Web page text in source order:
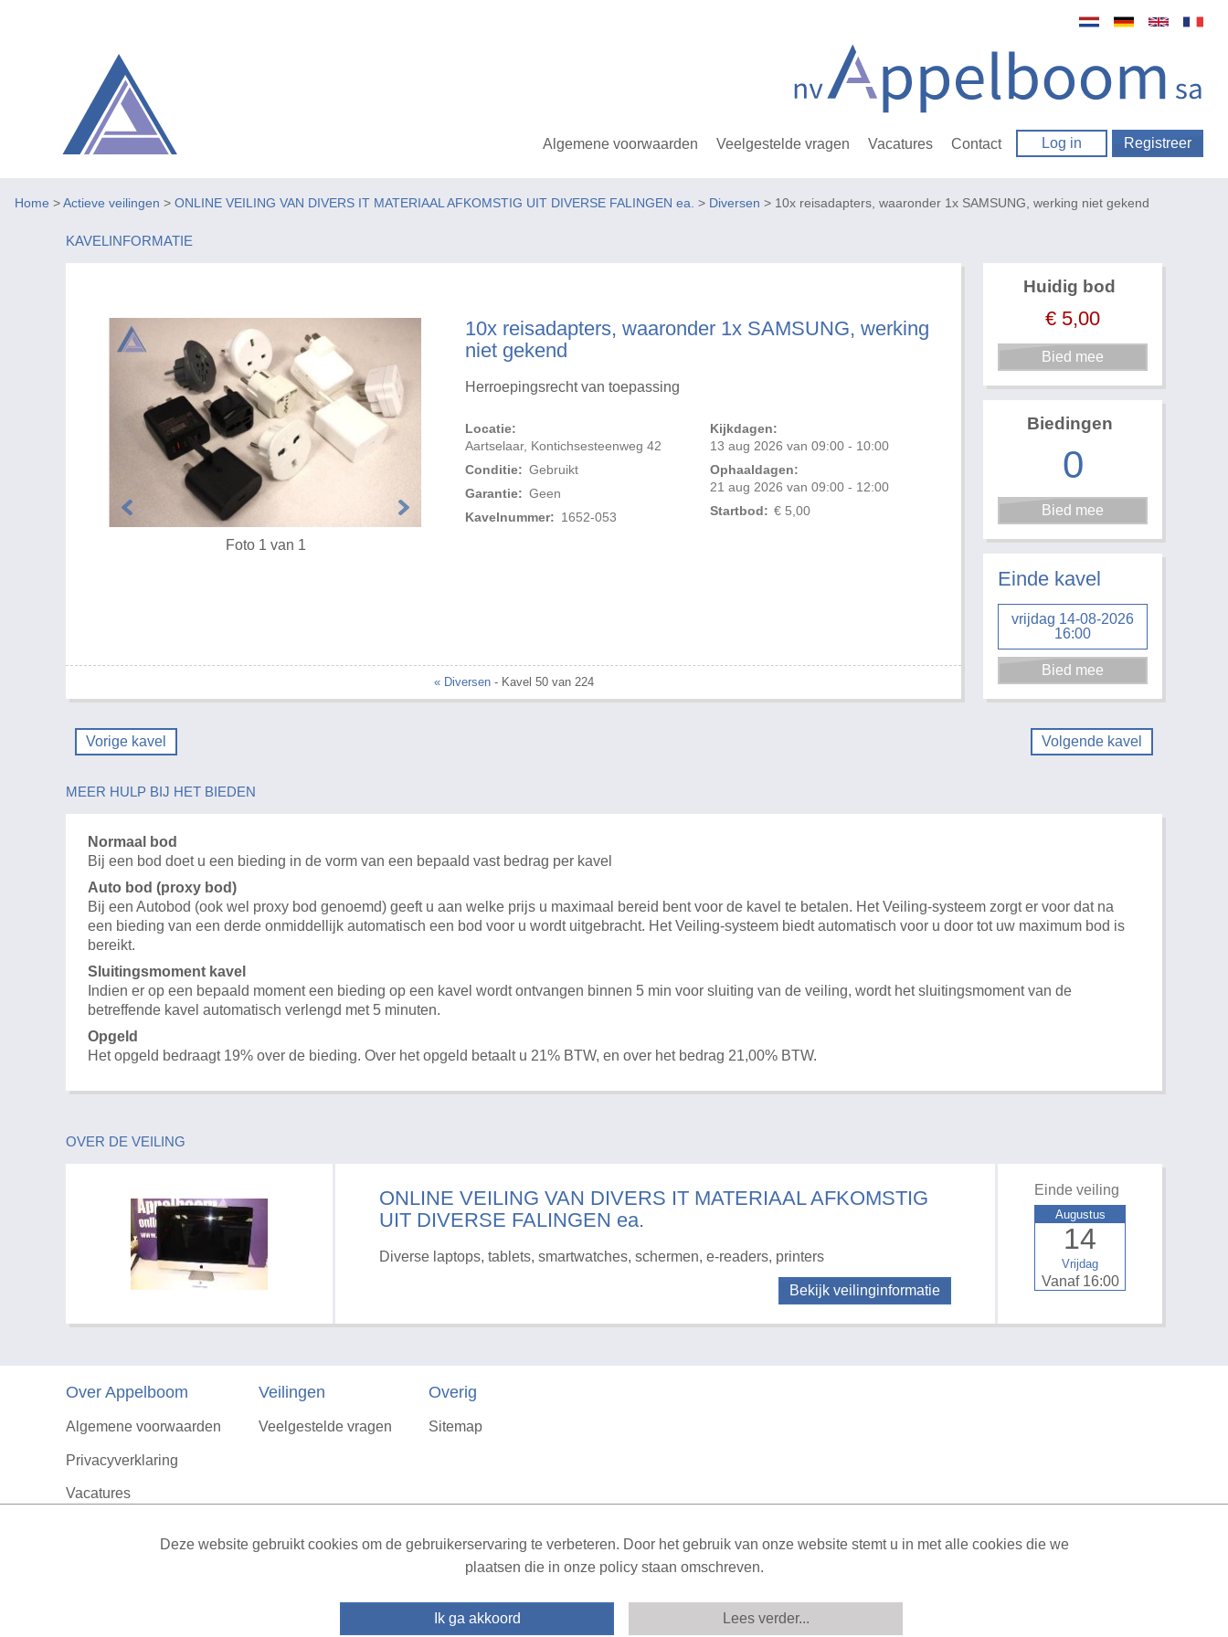
Algemene voorwaarden Veelgestelde vragen Vacatures Contact Log in Registreer
Home >Actieve veilingen > ONLINE VEILING VAN DIVERS IT MATERIAAL AFKOMSTIG UIT DIVERSE FALINGEN ea. > Diversen > 10x reisadapters, waaronder 1x SAMSUNG, werking niet gekend
KAVELINFORMATIE
10x reisadapters, waaronder 1x SAMSUNG, werking
niet gekend
Herroepingsrecht van toepassing
Locatie:
Aartselaar, Kontichsesteenweg 42
Conditie: Gebruikt
Garantie: Geen
Kavelnummer: 1652-053
Kijkdagen:
13 aug 2026 van 09:00 - 10:00
Ophaaldagen:
21 aug 2026 van 09:00 - 12:00
Startbod: € 5,00
Foto 1 van 1
« Diversen- Kavel 50 van 224
Huidig bod
€ 5,00
Biedingen
0
Einde kavel
vrijdag 14-08-2026
16:00
Vorige kavel Volgende kavel
MEER HULP BIJ HET BIEDEN
Normaal bod
Bij een bod doet u een bieding in de vorm van een bepaald vast bedrag per kavel
Auto bod (proxy bod)
Bij een Autobod (ook wel proxy bod genoemd) geeft u aan welke prijs u maximaal bereid bent voor de kavel te betalen. Het Veiling-systeem zorgt er voor dat na
een bieding van een derde onmiddellijk automatisch een bod voor u wordt uitgebracht. Het Veiling-systeem biedt automatisch voor u door tot uw maximum bod is
bereikt.
Sluitingsmoment kavel
Indien er op een bepaald moment een bieding op een kavel wordt ontvangen binnen 5 min voor sluiting van de veiling, wordt het sluitingsmoment van de
betreffende kavel automatisch verlengd met 5 minuten.
Opgeld
Het opgeld bedraagt 19% over de bieding. Over het opgeld betaalt u 21% BTW, en over het bedrag 21,00% BTW.
OVER DE VEILING
ONLINE VEILING VAN DIVERS IT MATERIAAL AFKOMSTIG
UIT DIVERSE FALINGEN ea.
Diverse laptops, tablets, smartwatches, schermen, e-readers, printers
Bekijk veilinginformatie
Einde veiling
Vrijdag
14
Augustus
Vanaf 16:00
Over Appelboom
Algemene voorwaarden
Privacyverklaring
Vacatures
Veilingen
Veelgestelde vragen
Overig
Sitemap
Deze website gebruikt cookies om de gebruikerservaring te verbeteren. Door het gebruik van onze website stemt u in met alle cookies die we
plaatsen die in onze policy staan omschreven.
Ik ga akkoord Lees verder...